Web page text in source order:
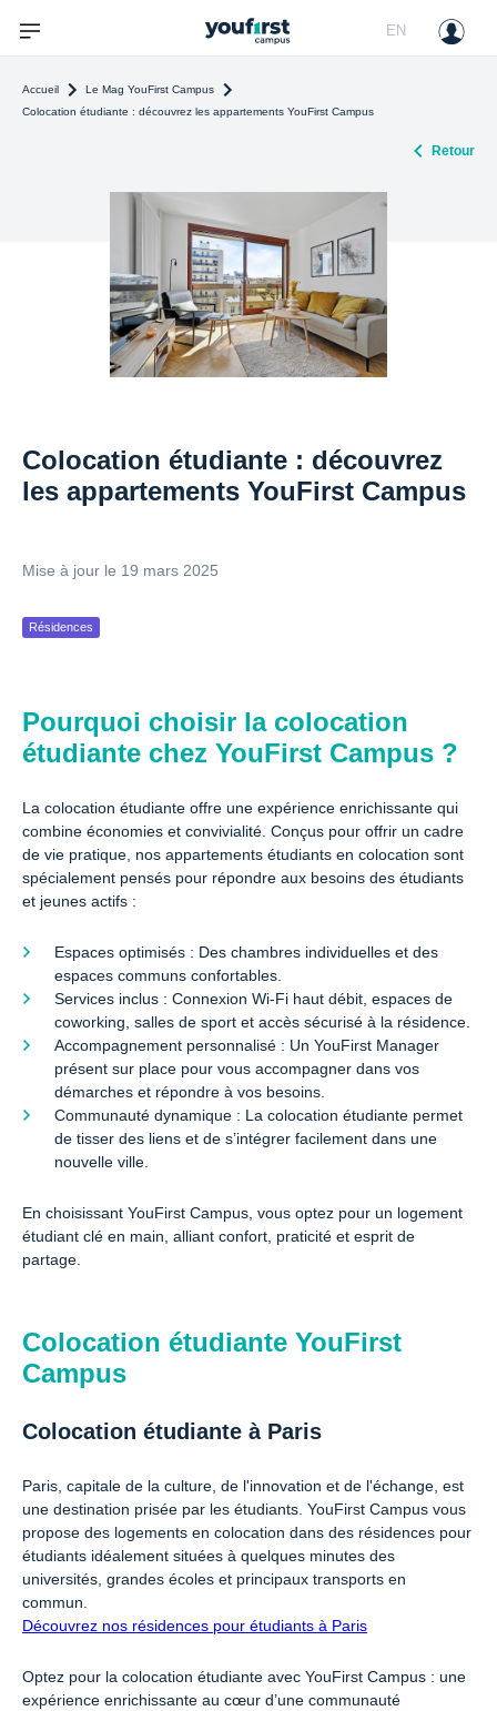
EN
Accueil
Le Mag YouFirst Campus
Colocation étudiante : découvrez les appartements YouFirst Campus
Retour
Colocation étudiante : découvrez
les appartements YouFirst Campus
Mise à jour le 19 mars 2025
Résidences
Pourquoi choisir la colocation
étudiante chez YouFirst Campus ?
La colocation étudiante offre une expérience enrichissante qui
combine économies et convivialité. Conçus pour offrir un cadre
de vie pratique, nos appartements étudiants en colocation sont
spécialement pensés pour répondre aux besoins des étudiants
et jeunes actifs :
Espaces optimisés : Des chambres individuelles et des
espaces communs confortables.
Services inclus : Connexion Wi-Fi haut débit, espaces de
coworking, salles de sport et accès sécurisé à la résidence.
Accompagnement personnalisé : Un YouFirst Manager
présent sur place pour vous accompagner dans vos
démarches et répondre à vos besoins.
Communauté dynamique : La colocation étudiante permet
de tisser des liens et de s’intégrer facilement dans une
nouvelle ville.
En choisissant YouFirst Campus, vous optez pour un logement
étudiant clé en main, alliant confort, praticité et esprit de
partage.
Colocation étudiante YouFirst
Campus
Colocation étudiante à Paris
Paris, capitale de la culture, de l'innovation et de l'échange, est
une destination prisée par les étudiants. YouFirst Campus vous
propose des logements en colocation dans des résidences pour
étudiants idéalement situées à quelques minutes des
universités, grandes écoles et principaux transports en
commun.
Découvrez nos résidences pour étudiants à Paris
Optez pour la colocation étudiante avec YouFirst Campus : une
expérience enrichissante au cœur d’une communauté